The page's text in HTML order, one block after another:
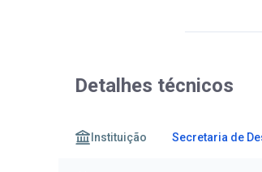
Detalhes técnicos
Instituição Secretaria de